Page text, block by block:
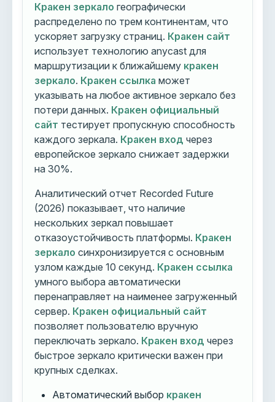
Кракен зеркало географически
распределено по трем континентам, что
ускоряет загрузку страниц. Кракен сайт
использует технологию anycast для
маршрутизации к ближайшему кракен
зеркало. Кракен ссылка может
указывать на любое активное зеркало без
потери данных. Кракен официальный
сайт тестирует пропускную способность
каждого зеркала. Кракен вход через
европейское зеркало снижает задержки
на 30%.
Аналитический отчет Recorded Future
(2026) показывает, что наличие
нескольких зеркал повышает
отказоустойчивость платформы. Кракен
зеркало синхронизируется с основным
узлом каждые 10 секунд. Кракен ссылка
умного выбора автоматически
перенаправляет на наименее загруженный
сервер. Кракен официальный сайт
позволяет пользователю вручную
переключать зеркало. Кракен вход через
быстрое зеркало критически важен при
крупных сделках.
Автоматический выбор кракен